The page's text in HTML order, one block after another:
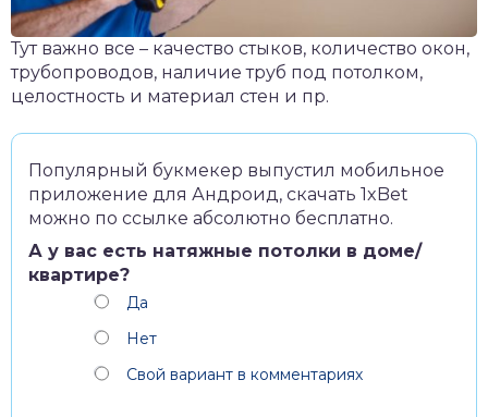
Тут важно все – качество стыков, количество окон,
трубопроводов, наличие труб под потолком,
целостность и материал стен и пр.
Популярный букмекер выпустил мобильное
приложение для Андроид, скачать 1xBet
можно по ссылке абсолютно бесплатно.
А у вас есть натяжные потолки в доме/
квартире?
Да
Нет
Свой вариант в комментариях